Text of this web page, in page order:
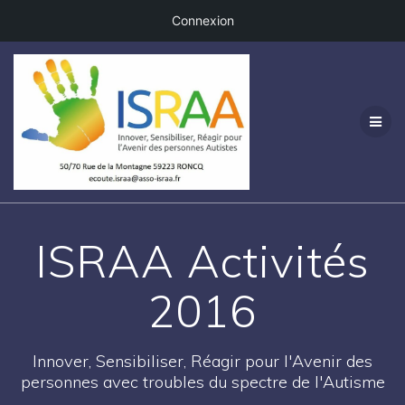
Connexion
Passer
contenu
ISRAA Activités
2016
Innover, Sensibiliser, Réagir pour l'Avenir des
personnes avec troubles du spectre de l'Autisme